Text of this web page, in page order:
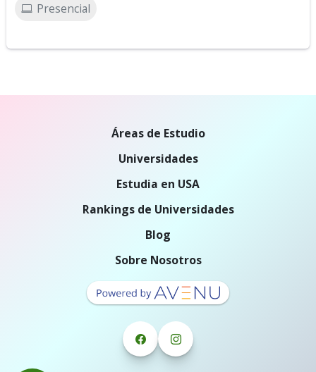
Presencial
Áreas de Estudio
Universidades
Estudia en USA
Rankings de Universidades
Blog
Sobre Nosotros